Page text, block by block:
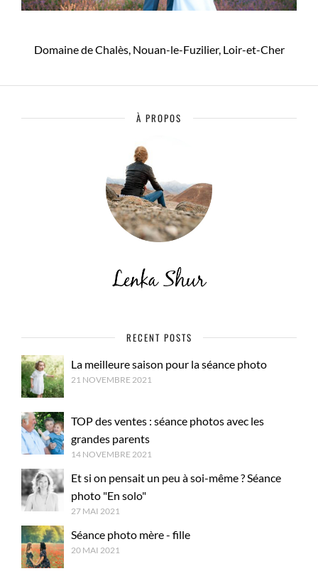
Domaine de Chalès, Nouan-le-Fuzilier, Loir-et-Cher
À PROPOS
RECENT POSTS
La meilleure saison pour la séance photo
21 NOVEMBRE 2021
TOP des ventes : séance photos avec les
grandes parents
14 NOVEMBRE 2021
Et si on pensait un peu à soi-même ? Séance
photo "En solo"
27 MAI 2021
Séance photo mère - fille
20 MAI 2021